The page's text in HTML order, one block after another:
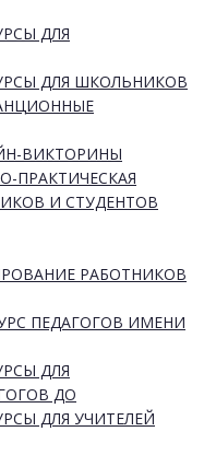
ДЛЯ
ДЛЯ ШКОЛЬНИКОВ
ВИКТОРИНЫ
ПРАКТИЧЕСКАЯ
И СТУДЕНТОВ
РАБОТНИКОВ
ПЕДАГОГОВ ИМЕНИ
ДЛЯ
ДО
ДЛЯ УЧИТЕЛЕЙ